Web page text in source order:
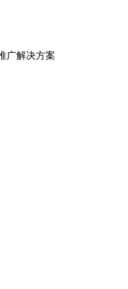
广解决方案